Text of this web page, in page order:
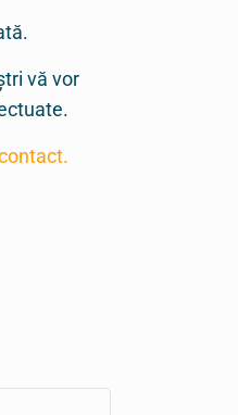
vă vor